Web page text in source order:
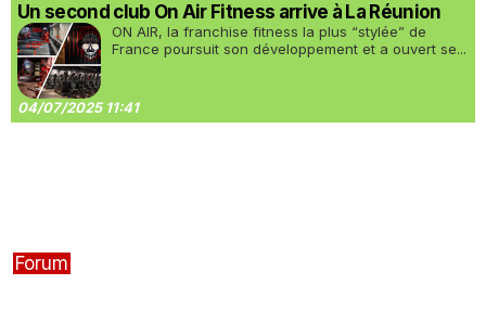
Un second club On Air Fitness arrive à La Réunion
ON AIR, la franchise fitness la plus “stylée” de
France poursuit son développement et a ouvert se...
04/07/2025 11:41
Forum